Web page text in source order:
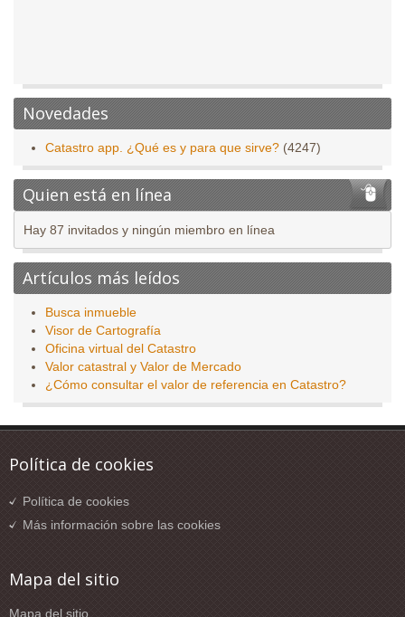
Novedades
Catastro app. ¿Qué es y para que sirve? (4247)
Quien está en línea
Hay 87 invitados y ningún miembro en línea
Artículos más leídos
Busca inmueble
Visor de Cartografía
Oficina virtual del Catastro
Valor catastral y Valor de Mercado
¿Cómo consultar el valor de referencia en Catastro?
Política de cookies
Política de cookies
Más información sobre las cookies
Mapa del sitio
Mapa del sitio